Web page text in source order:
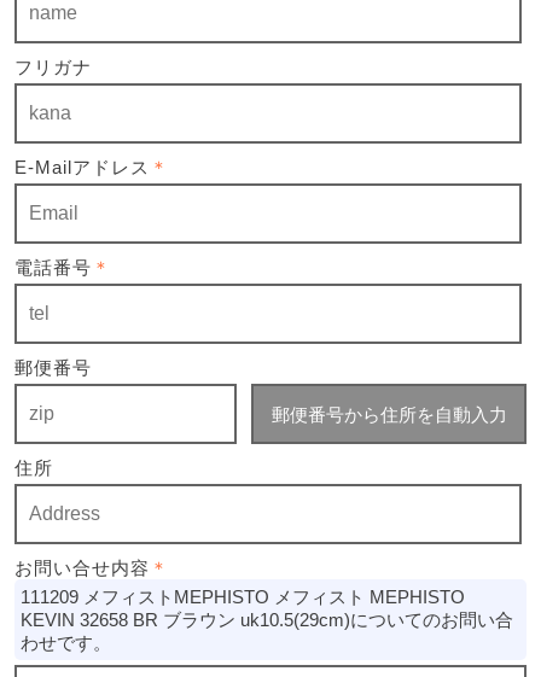
フリガナ
E-Mailアドレス ＊
電話番号 ＊
郵便番号
郵便番号から住所を自動入力
住所
お問い合せ内容 ＊
111209 メフィストMEPHISTO メフィスト MEPHISTO
KEVIN 32658 BR ブラウン uk10.5(29cm)についてのお問い合
わせです。